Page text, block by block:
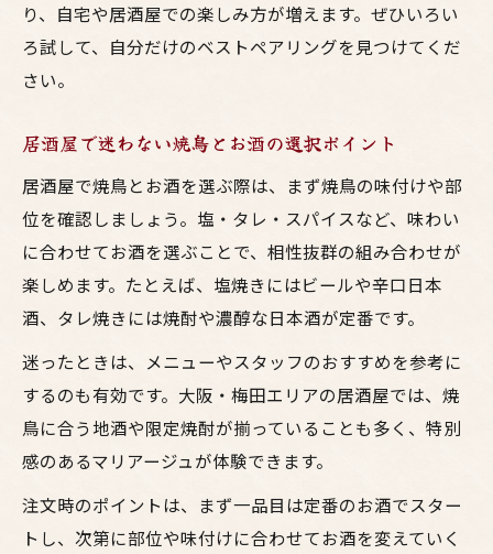
り、自宅や居酒屋での楽しみ方が増えます。ぜひいろい
ろ試して、自分だけのベストペアリングを見つけてくだ
さい。
居酒屋で迷わない焼鳥とお酒の選択ポイント
居酒屋で焼鳥とお酒を選ぶ際は、まず焼鳥の味付けや部
位を確認しましょう。塩・タレ・スパイスなど、味わい
に合わせてお酒を選ぶことで、相性抜群の組み合わせが
楽しめます。たとえば、塩焼きにはビールや辛口日本
酒、タレ焼きには焼酎や濃醇な日本酒が定番です。
迷ったときは、メニューやスタッフのおすすめを参考に
するのも有効です。大阪・梅田エリアの居酒屋では、焼
鳥に合う地酒や限定焼酎が揃っていることも多く、特別
感のあるマリアージュが体験できます。
注文時のポイントは、まず一品目は定番のお酒でスター
トし、次第に部位や味付けに合わせてお酒を変えていく